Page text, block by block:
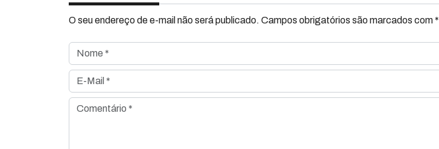
O seu endereço de e-mail não será publicado. Campos obrigatórios são marcados com *
Nome *
E-Mail *
Comentário *